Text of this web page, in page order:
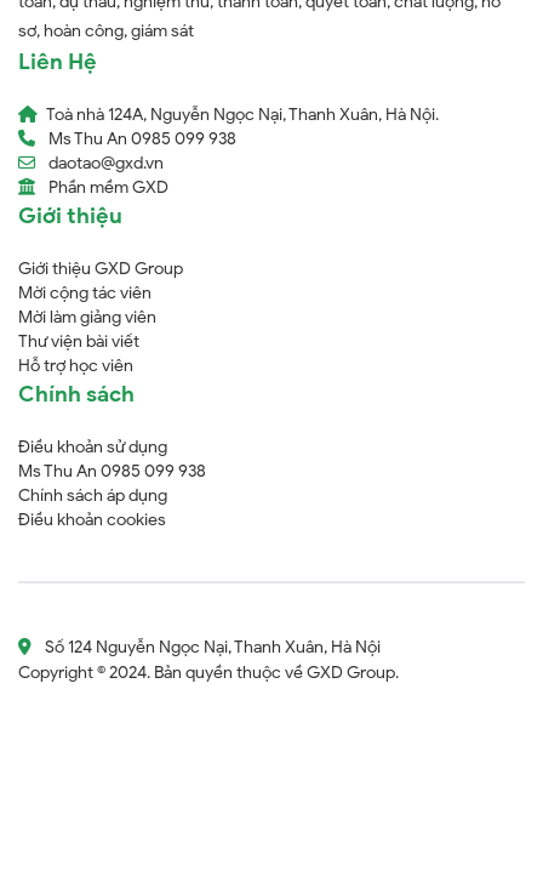
sơ, hoàn công, giám sát
Liên Hệ
Toà nhà 124A, Nguyễn Ngọc Nại, Thanh Xuân, Hà Nội.
Ms Thu An 0985 099 938
daotao@gxd.vn
Phần mềm GXD
Giới thiệu
Giới thiệu GXD Group
Mời cộng tác viên
Mời làm giảng viên
Thư viện bài viết
Hỗ trợ học viên
Chính sách
Điều khoản sử dụng
Ms Thu An 0985 099 938
Chính sách áp dụng
Điều khoản cookies
Số 124 Nguyễn Ngọc Nại, Thanh Xuân, Hà Nội
Copyright © 2024. Bản quyền thuộc về GXD Group.